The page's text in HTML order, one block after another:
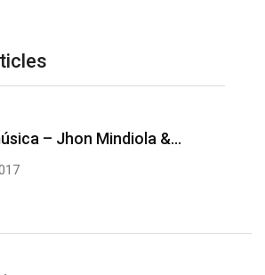
– Juanse Rivero y